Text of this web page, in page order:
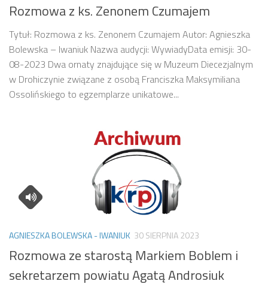
Rozmowa z ks. Zenonem Czumajem
Tytuł: Rozmowa z ks. Zenonem Czumajem Autor: Agnieszka
Bolewska – Iwaniuk Nazwa audycji: WywiadyData emisji: 30-
08-2023 Dwa ornaty znajdujące się w Muzeum Diecezjalnym
w Drohiczynie związane z osobą Franciszka Maksymiliana
Ossolińskiego to egzemplarze unikatowe...
AGNIESZKA BOLEWSKA - IWANIUK 30 SIERPNIA 2023
Rozmowa ze starostą Markiem Boblem i
sekretarzem powiatu Agatą Androsiuk